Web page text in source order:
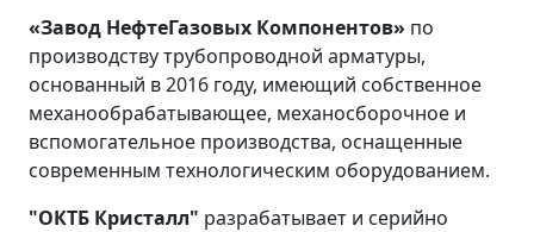
«Завод НефтеГазовых Компонентов» по
производству трубопроводной арматуры,
основанный в 2016 году, имеющий собственное
механообрабатывающее, механосборочное и
вспомогательное производства, оснащенные
современным технологическим оборудованием.
"ОКТБ Кристалл" разрабатывает и серийно